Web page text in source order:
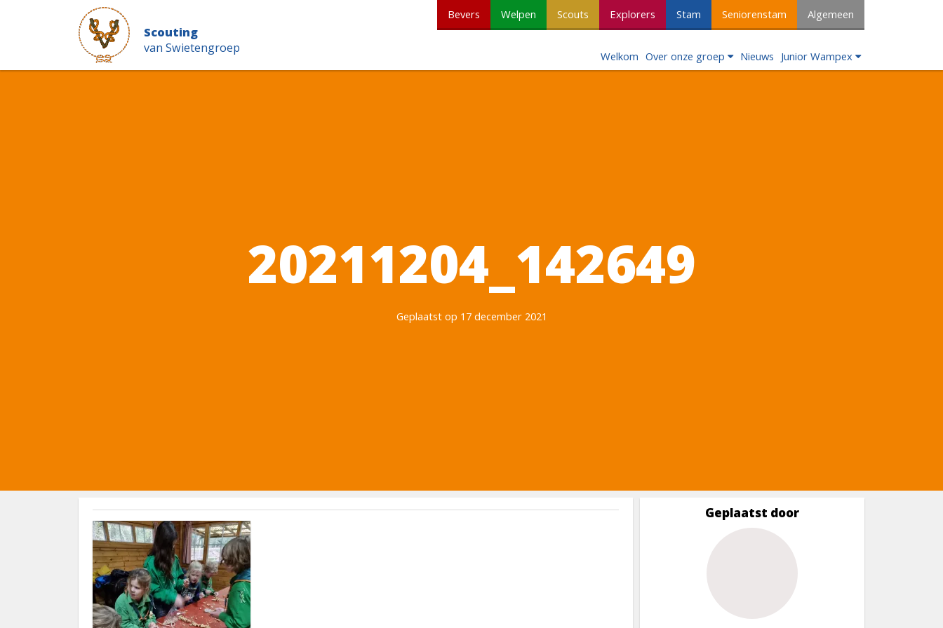
Scouting
van Swietengroep
Bevers Welpen Scouts Explorers Stam Seniorenstam Algemeen
Welkom Over onze groep Nieuws Junior Wampex
20211204_142649
Geplaatst op 17 december 2021
Geplaatst door